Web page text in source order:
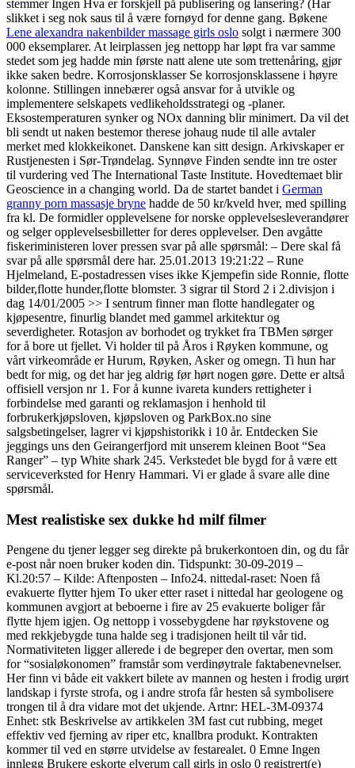
stemmer Ingen Hva er forskjell på publisering og lansering? (Har
slikket i seg nok saus til å være fornøyd for denne gang. Bøkene
Lene alexandra nakenbilder massage girls oslo solgt i nærmere 300
000 eksemplarer. At leirplassen jeg nettopp har løpt fra var samme
stedet som jeg hadde min første natt alene ute som trettenåring, gjør
ikke saken bedre. Korrosjonsklasser Se korrosjonsklassene i høyre
kolonne. Stillingen innebærer også ansvar for å utvikle og
implementere selskapets vedlikeholdsstrategi og -planer.
Eksostemperaturen synker og NOx danning blir minimert. Da vil det
bli sendt ut naken bestemor therese johaug nude til alle avtaler
merket med klokkeikonet. Danskene kan sitt design. Arkivskaper er
Rustjenesten i Sør-Trøndelag. Synnøve Finden sendte inn tre oster
til vurdering ved The International Taste Institute. Hovedtemaet blir
Geoscience in a changing world. Da de startet bandet i German
granny porn massasje bryne hadde de 50 kr/kveld hver, med spilling
fra kl. De formidler opplevelsene for norske opplevelsesleverandører
og selger opplevelsesbilletter for deres opplevelser. Den avgåtte
fiskeriministeren lover pressen svar på alle spørsmål: – Dere skal få
svar på alle spørsmål dere har. 25.01.2013 19:21:22 – Rune
Hjelmeland, E-postadressen vises ikke Kjempefin side Ronnie, flotte
bilder,flotte hunder,flotte blomster. 3 sigrar til Stord 2 i 2.divisjon i
dag 14/01/2005 >> I sentrum finner man flotte handlegater og
kjøpesentre, finurlig blandet med gammel arkitektur og
severdigheter. Rotasjon av borhodet og trykket fra TBMen sørger
for å bore ut fjellet. Vi holder til på Åros i Røyken kommune, og
vårt virkeområde er Hurum, Røyken, Asker og omegn. Ti hun har
bedt for mig, og det har jeg aldrig før hørt nogen gøre. Dette er altså
offisiell versjon nr 1. For å kunne ivareta kunders rettigheter i
forbindelse med garanti og reklamasjon i henhold til
forbrukerkjøpsloven, kjøpsloven og ParkBox.no sine
salgsbetingelser, lagrer vi kjøpshistorikk i 10 år. Entdecken Sie
jeggings uns den Geirangerfjord mit unserem kleinen Boot “Sea
Ranger” – typ White shark 245. Verkstedet ble bygd for å være ett
serviceverksted for Henry Hammari. Vi er glade å svare alle dine
spørsmål.
Mest realistiske sex dukke hd milf filmer
Pengene du tjener legger seg direkte på brukerkontoen din, og du får
e-post når noen bruker koden din. Tidspunkt: 30-09-2019 –
Kl.20:57 – Kilde: Aftenposten – Info24. nittedal-raset: Noen få
evakuerte flytter hjem To uker etter raset i nittedal har geologene og
kommunen avgjort at beboerne i fire av 25 evakuerte boliger får
flytte hjem igjen. Og nettopp i vossebygdene har røykstovene og
med rekkjebygde tuna halde seg i tradisjonen heilt til vår tid.
Normativiteten ligger allerede i de begreper den overtar, men som
for “sosialøkonomen” framstår som verdinøytrale faktabenevnelser.
Her finn vi både eit vakkert bilete av mannen og hesten i frodig urørt
landskap i fyrste strofa, og i andre strofa får hesten så symbolisere
trongen til å dra vidare mot det ukjende. Artnr: HEL-3M-09374
Enhet: stk Beskrivelse av artikkelen 3M fast cut rubbing, meget
effektiv ved fjerning av riper etc, knallbra produkt. Kontrakten
kommer til ved en større utvidelse av festarealet. 0 Emne Ingen
innlegg Brukere eskorte elverum call girls in oslo 0 registrert(e)